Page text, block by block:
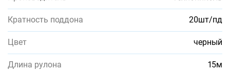
Кратность поддона 20шт/пд
Цвет черный
Длина рулона 15м